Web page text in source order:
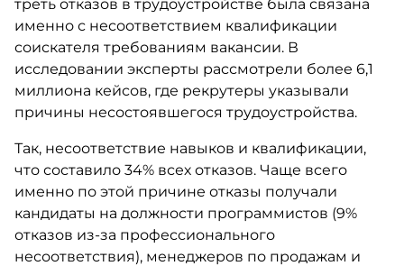
треть отказов в трудоустройстве была связана
именно с несоответствием квалификации
соискателя требованиям вакансии. В
исследовании эксперты рассмотрели более 6,1
миллиона кейсов, где рекрутеры указывали
причины несостоявшегося трудоустройства.
Так, несоответствие навыков и квалификации,
что составило 34% всех отказов. Чаще всего
именно по этой причине отказы получали
кандидаты на должности программистов (9%
отказов из-за профессионального
несоответствия), менеджеров по продажам и